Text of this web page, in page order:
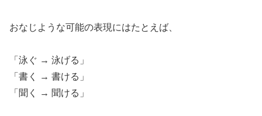
おなじような可能の表現にはたとえば、
「泳ぐ → 泳げる」
「書く → 書ける」
「聞く → 聞ける」